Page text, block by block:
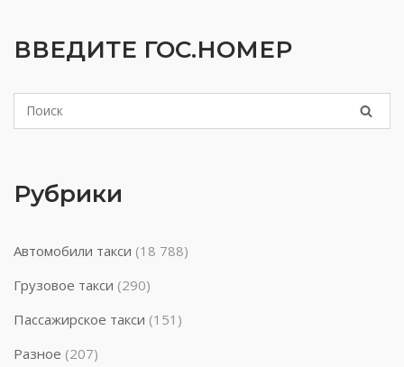
ВВЕДИТЕ ГОС.НОМЕР
Рубрики
Автомобили такси (18 788)
Грузовое такси (290)
Пассажирское такси (151)
Разное (207)